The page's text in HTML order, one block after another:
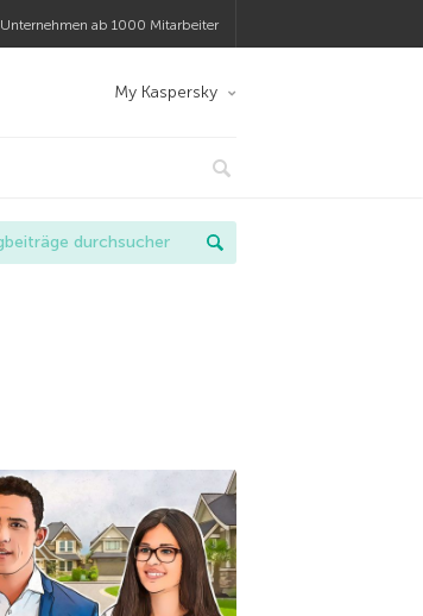
Unternehmen ab 1000 Mitarbeiter
My Kaspersky